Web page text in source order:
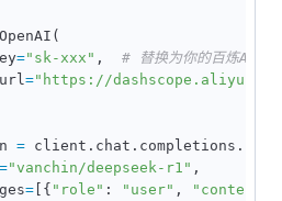
(
="sk-xxx" ,
# 替换为你的百炼API
="https://
= client . chat . completions .
="vanchin/deepseek-r1" ,
= { "role" : "user" , "content"